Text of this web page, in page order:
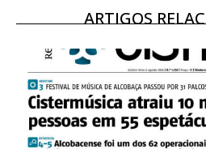
12
Acesso ao conteúdo
Acesso aos conteúdos
assinantes
ARTIGOS